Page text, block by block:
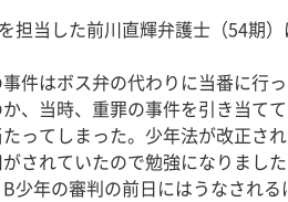
担当した前川直輝弁護士（54期）
件はボス弁の代わりに当番に行
、当時、重罪の事件を引き当て
ってしまった。少年法が改正さ
がされていたので勉強になりまし
少年の審判の前日にはうなされる